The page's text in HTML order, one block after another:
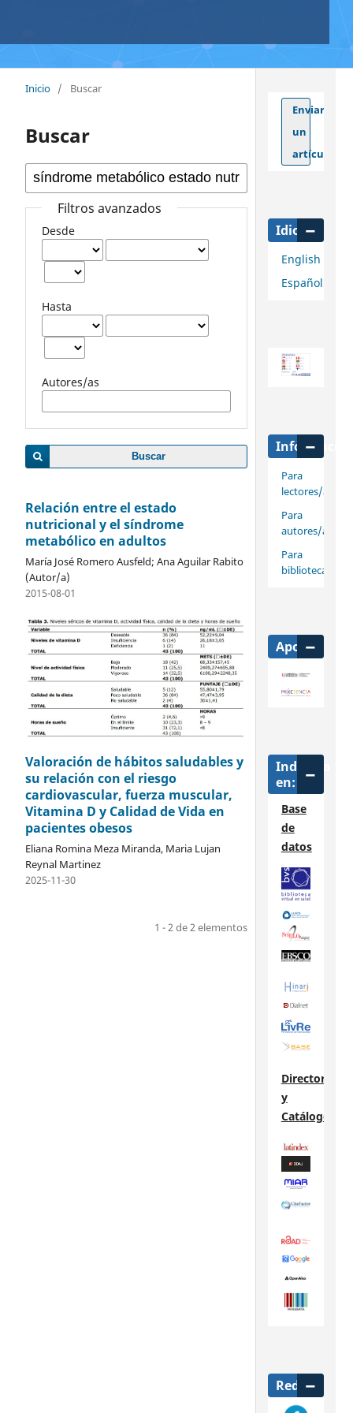
Inicio / Buscar
Buscar
Filtros avanzados
Desde
Hasta
Autores/as
Buscar
Relación entre el estado
nutricional y el síndrome
metabólico en adultos
María José Romero Ausfeld; Ana Aguilar Rabito
(Autor/a)
2015-08-01
Valoración de hábitos saludables y
su relación con el riesgo
cardiovascular, fuerza muscular,
Vitamina D y Calidad de Vida en
pacientes obesos
Eliana Romina Meza Miranda, Maria Lujan
Reynal Martinez
2025-11-30
1 - 2 de 2 elementos
Enviar
un
artículo
Idioma
English
Español
Para
lectores/as
Para
autores/as
Para
bibliotecarios/
Apoya
Indizada
en:
Base
de
datos
Directorios
y
Catálogos
Redes